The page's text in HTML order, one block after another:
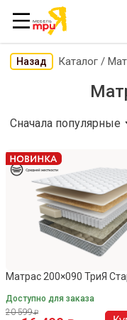
Назад Каталог /
Сначала популярные
Матрас 200×090 ТриЯ
Доступно для заказа
20 599